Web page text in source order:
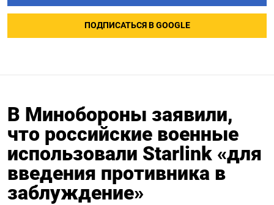
ПОДПИСАТЬСЯ В GOOGLE
В Минобороны заявили,
что российские военные
использовали Starlink «для
введения противника в
заблуждение»